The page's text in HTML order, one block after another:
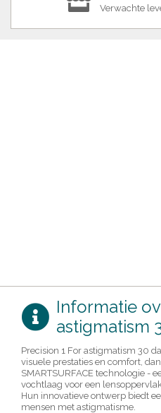
Verwachte
Informatie
astigmatism
Precision 1 For astigmatism 30
visuele prestaties en comfort,
SMARTSURFACE technologie -
vochtlaag voor een
Hun innovatieve ontwerp biedt
mensen met astigmatisme.